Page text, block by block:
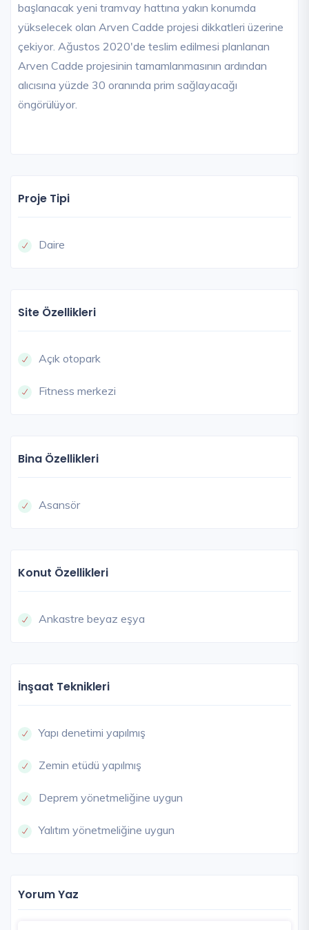
başlanacak yeni tramvay hattına yakın konumda
yükselecek olan Arven Cadde projesi dikkatleri üzerine
çekiyor. Ağustos 2020'de teslim edilmesi planlanan
Arven Cadde projesinin tamamlanmasının ardından
alıcısına yüzde 30 oranında prim sağlayacağı
öngörülüyor.
Proje Tipi
Daire
Site Özellikleri
Açık otopark
Fitness merkezi
Bina Özellikleri
Asansör
Konut Özellikleri
Ankastre beyaz eşya
İnşaat Teknikleri
Yapı denetimi yapılmış
Zemin etüdü yapılmış
Deprem yönetmeliğine uygun
Yalıtım yönetmeliğine uygun
Yorum Yaz